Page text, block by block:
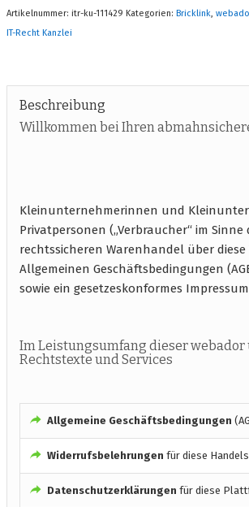
Artikelnummer:itr-ku-111429 Kategorien:Bricklink,
IT-Recht Kanzlei
Beschreibung
Willkommen bei Ihren
Kleinunternehmerinnen und
Privatpersonen („Verbraucher“ im
rechtssicheren Warenhandel über
Allgemeinen Geschäftsbedingungen
sowie ein gesetzeskonformes
Im Leistungsumfang dieser
Rechtstexte und Services
Allgemeine Geschäftsbedingungen
Widerrufsbelehrungen für diese
Datenschutzerklärungen für diese